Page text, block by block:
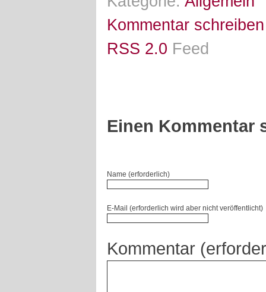
Kommentar schreiben
RSS 2.0 Feed
Einen Kommentar
Name (erforderlich)
E-Mail (erforderlich wird aber nicht veröffentlicht)
Kommentar